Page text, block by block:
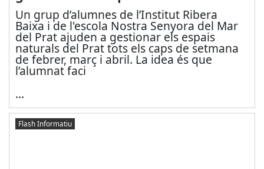
Un grup d’alumnes de l’Institut Ribera
Baixa i de l'escola Nostra Senyora del Mar
del Prat ajuden a gestionar els espais
naturals del Prat tots els caps de setmana
de febrer, març i abril. La idea és que
l’alumnat faci
...
Flash Informatiu